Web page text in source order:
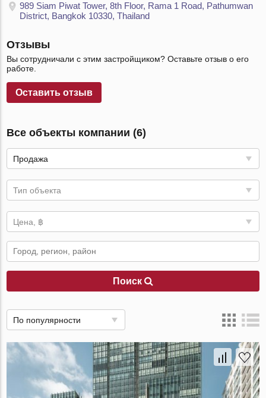
989 Siam Piwat Tower, 8th Floor, Rama 1 Road, Pathumwan
District, Bangkok 10330, Thailand
Отзывы
Вы сотрудничали с этим застройщиком? Оставьте отзыв о его
работе.
Оставить отзыв
Все объекты компании (6)
Продажа
Тип объекта
Цена, ฿
Поиск
По популярности